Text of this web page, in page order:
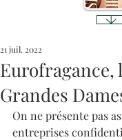
Eurofragance,
Grandes
21 juil. 2022
On ne présente pas
entreprises